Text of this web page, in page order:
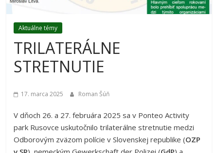
Aktuálne témy
TRILATERÁLNE
STRETNUTIE
17. marca 2025 Roman Šúň
V dňoch 26. a 27. februára 2025 sa v Ponteo Activity
park Rusovce uskutočnilo trilaterálne stretnutie medzi
Odborovým zväzom polície v Slovenskej republike (OZP